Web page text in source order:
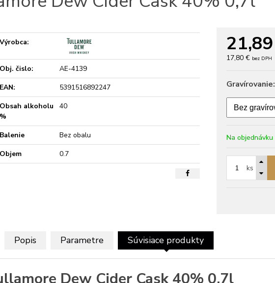
21,89
17,80 € bez DPH
Gravírovanie:
Na objednávku
ks
Výrobca:
Obj. čislo:
AE-4139
EAN:
5391516892247
Obsah alkoholu
%
40
Balenie
Bez obalu
Objem
0.7
Popis Parametre Súvisiace produkty
Dew Cider Cask 40% 0,7l